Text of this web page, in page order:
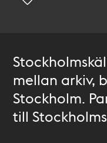
mellan arkiv,
Stockholm.
till